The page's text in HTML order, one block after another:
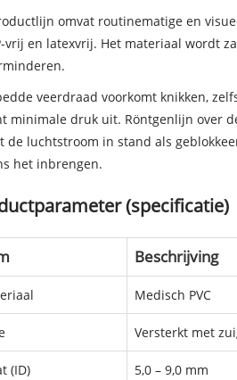
omvat routinematige en
vrij en latexvrij. Het materiaal wordt
veerdraad voorkomt knikken,
minimale druk uit. Röntgenlijn over
de luchtstroom in stand als
het inbrengen.
(specificatie)
Beschrijving
Medisch PVC
Versterkt met
(ID) 5,0 – 9,0 mm